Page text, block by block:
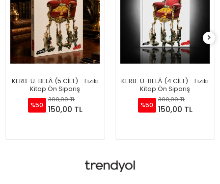
KERB-Ü-BELÂ (5.CİLT) - Fiziki
Kitap Ön Sipariş
%50
300,00 TL
150,00 TL
KERB-Ü-BELÂ (4.CİLT) - Fiziki
Kitap Ön Sipariş
%50
300,00 TL
150,00 TL